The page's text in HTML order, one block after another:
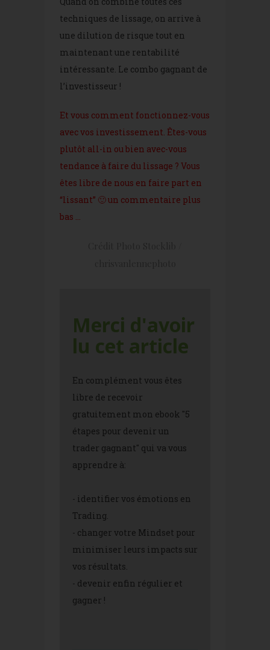
techniques de lissage, on arrive à
une dilution de risque tout en
maintenant une rentabilité
intéressante. Le combo gagnant de
l’investisseur !
Et vous comment fonctionnez-vous
avec vos investissement. Êtes-vous
plutôt all-in ou bien avec-vous
tendance à faire du lissage ? Vous
êtes libre de nous en faire part en
“lissant” 🙂 un commentaire plus
bas …
Merci d'avoir
lu cet article
En complément vous êtes
libre de recevoir
gratuitement mon ebook "5
étapes pour devenir un
trader gagnant" qui va vous
apprendre à:
- identifier vos émotions en
Trading.
- changer votre Mindset pour
minimiser leurs impacts sur
vos résultats.
- devenir enfin régulier et
gagner !